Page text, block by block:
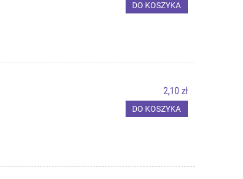
DO KOSZYKA
2,10 zł
DO KOSZYKA